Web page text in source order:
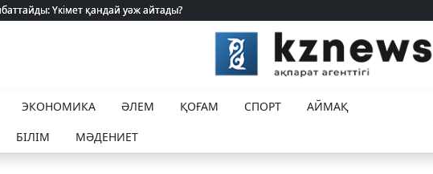
Үкімет қандай уәж айтады?
Үкімет қандай уәж айтады?
ЭКОНОМИКА ӘЛЕМ ҚОҒАМ СПОРТ
АЙМАҚ
БІЛІМ МӘДЕНИЕТ